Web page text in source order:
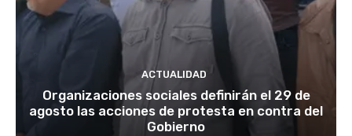
ACTUALIDAD
Organizaciones sociales definirán el 29 de
agosto las acciones de protesta en contra del
Gobierno